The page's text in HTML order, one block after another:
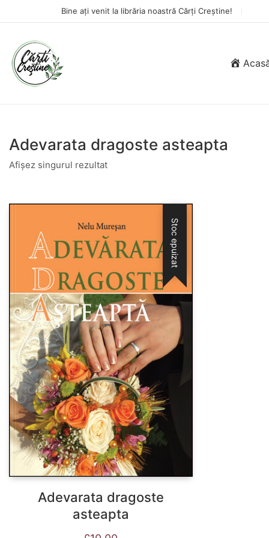
Bine ați venit la librăria noastră Cărți Creștine!
Adevarata dragoste asteapta
Afișez singurul rezultat
Stoc epuizat
Adevarata dragoste
asteapta